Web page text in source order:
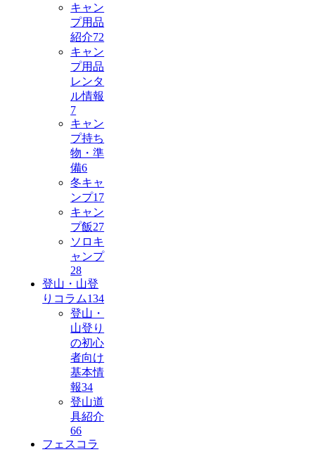
キャン
プ用品
紹介72
キャン
プ用品
レンタ
ル情報
7
キャン
プ持ち
物・準
備6
冬キャ
ンプ17
キャン
プ飯27
ソロキ
ャンプ
28
登山・山登
りコラム134
登山・
山登り
の初心
者向け
基本情
報34
登山道
具紹介
66
フェスコラ